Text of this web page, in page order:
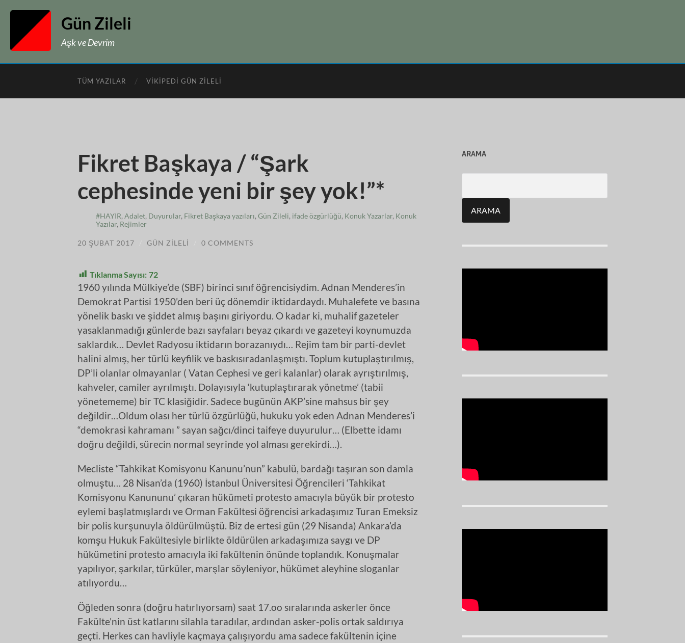
Gün Zileli
Aşk ve Devrim
TÜM YAZILAR VIKIPEDI GÜN ZILELI
Fikret Başkaya / “Şark
cephesinde yeni bir şey yok!”*
#HAYIR, Adalet, Duyurular, Fikret Başkaya yazıları, Gün Zileli, ifade özgürlüğü, Konuk Yazarlar, Konuk
Yazılar, Rejimler
20 ŞUBAT 2017 GÜN ZILELI 0 COMMENTS
Tıklanma Sayısı: 72
1960 yılında Mülkiye’de (SBF) birinci sınıf öğrencisiydim. Adnan Menderes’in
Demokrat Partisi 1950’den beri üç dönemdir iktidardaydı. Muhalefete ve basına
yönelik baskı ve şiddet almış başını giriyordu. O kadar ki, muhalif gazeteler
yasaklanmadığı günlerde bazı sayfaları beyaz çıkardı ve gazeteyi koynumuzda
saklardık… Devlet Radyosu iktidarın borazanıydı… Rejim tam bir parti-devlet
halini almış, her türlü keyfilik ve baskısıradanlaşmıştı. Toplum kutuplaştırılmış,
DP’li olanlar olmayanlar ( Vatan Cephesi ve geri kalanlar) olarak ayrıştırılmış,
kahveler, camiler ayrılmıştı. Dolayısıyla ‘kutuplaştırarak yönetme’ (tabii
yönetememe) bir TC klasiğidir. Sadece bugünün AKP’sine mahsus bir şey
değildir…Oldum olası her türlü özgürlüğü, hukuku yok eden Adnan Menderes’i
“demokrasi kahramanı ” sayan sağcı/dinci taifeye duyurulur… (Elbette idamı
doğru değildi, sürecin normal seyrinde yol alması gerekirdi…).
Mecliste “Tahkikat Komisyonu Kanunu’nun” kabulü, bardağı taşıran son damla
olmuştu… 28 Nisan’da (1960) İstanbul Üniversitesi Öğrencileri ‘Tahkikat
Komisyonu Kanununu’ çıkaran hükümeti protesto amacıyla büyük bir protesto
eylemi başlatmışlardı ve Orman Fakültesi öğrencisi arkadaşımız Turan Emeksiz
bir polis kurşunuyla öldürülmüştü. Biz de ertesi gün (29 Nisanda) Ankara’da
komşu Hukuk Fakültesiyle birlikte öldürülen arkadaşımıza saygı ve DP
hükümetini protesto amacıyla iki fakültenin önünde toplandık. Konuşmalar
yapılıyor, şarkılar, türküler, marşlar söyleniyor, hükümet aleyhine sloganlar
atılıyordu…
Öğleden sonra (doğru hatırlıyorsam) saat 17.oo sıralarında askerler önce
Fakülte’nin üst katlarını silahla taradılar, ardından asker-polis ortak saldırıya
geçti. Herkes can havliyle kaçmaya çalışıyordu ama sadece fakültenin içine
ARAMA